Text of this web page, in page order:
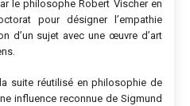
le philosophe Robert Vischer en
pour désigner l’empathie
d’un sujet avec une œuvre d’art
suite réutilisé en philosophie de
influence reconnue de Sigmund